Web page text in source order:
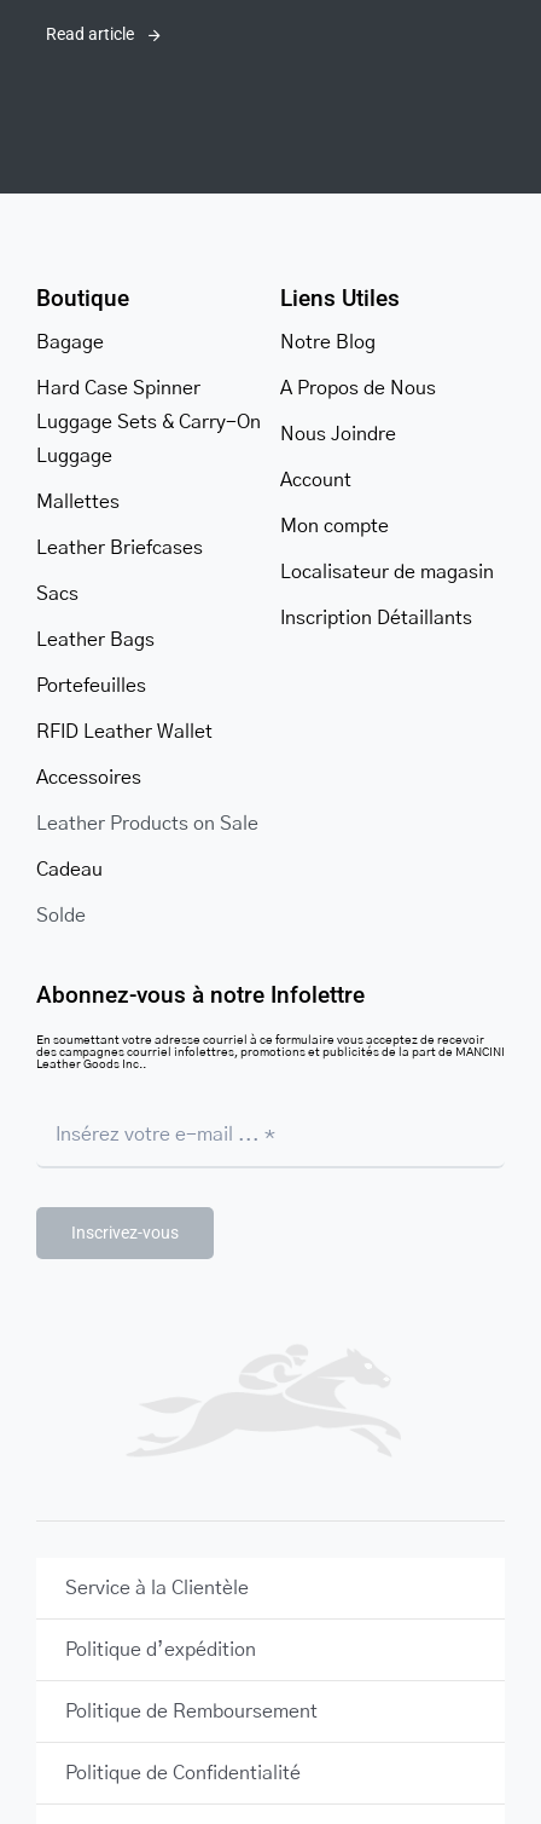
Read article
Boutique
Bagage
Hard Case Spinner
Luggage Sets & Carry-On
Luggage
Mallettes
Leather Briefcases
Sacs
Leather Bags
Portefeuilles
RFID Leather Wallet
Accessoires
Leather Products on Sale
Cadeau
Solde
Liens Utiles
Notre Blog
A Propos de Nous
Nous Joindre
Account
Mon compte
Localisateur de magasin
Inscription Détaillants
Abonnez-vous à notre Infolettre
En soumettant votre adresse courriel à ce formulaire vous acceptez de recevoir
des campagnes courriel infolettres, promotions et publicités de la part de MANCINI
Leather Goods Inc..
Inscrivez-vous
Service à la Clientèle
Politique d’expédition
Politique de Remboursement
Politique de Confidentialité